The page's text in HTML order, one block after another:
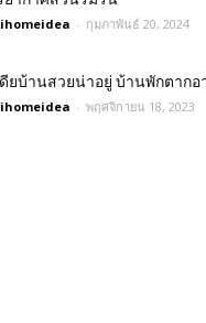
- กุมภาพันธ์ 20, 2024
ดียบ้านสวยน่าอยู่ บ้านพักตากอ
- พฤศจิกายน 18, 2023